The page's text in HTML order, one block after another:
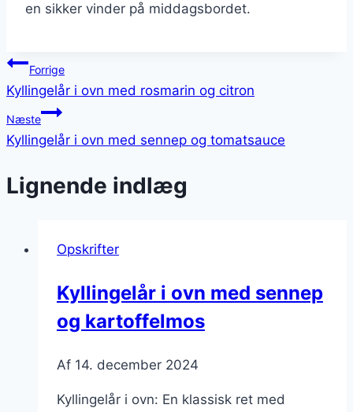
en sikker vinder på middagsbordet.
Indlægsnavigation
Forrige
Kyllingelår i ovn med rosmarin og citron
Næste
Kyllingelår i ovn med sennep og tomatsauce
Lignende indlæg
Opskrifter
Kyllingelår i ovn med sennep
og kartoffelmos
Af 14. december 2024
Kyllingelår i ovn: En klassisk ret med